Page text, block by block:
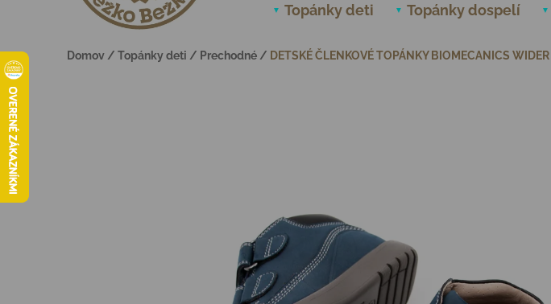
Topánky deti Topánky dospelí
Domov / Topánky deti / Prechodné / DETSKÉ ČLENKOVÉ TOPÁNKY BIOMECANICS